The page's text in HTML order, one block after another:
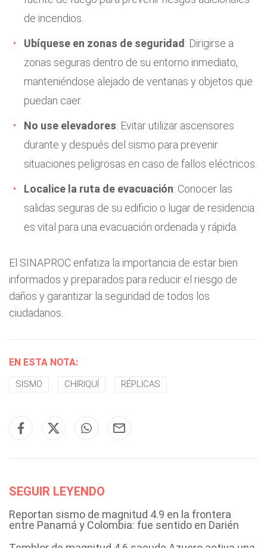
de incendios.
Ubíquese en zonas de seguridad : Dirigirse a
zonas seguras dentro de su entorno inmediato,
manteniéndose alejado de ventanas y objetos que
puedan caer.
No use elevadores: Evitar utilizar ascensores
durante y después del sismo para prevenir
situaciones peligrosas en caso de fallos eléctricos.
Localice la ruta de evacuación: Conocer las
salidas seguras de su edificio o lugar de residencia
es vital para una evacuación ordenada y rápida.
El SINAPROC enfatiza la importancia de estar bien
informados y preparados para reducir el riesgo de
daños y garantizar la seguridad de todos los
ciudadanos.
EN ESTA NOTA:
SISMO CHIRIQUÍ RÉPLICAS
SEGUIR LEYENDO
Reportan sismo de magnitud 4.9 en la frontera
entre Panamá y Colombia: fue sentido en Darién